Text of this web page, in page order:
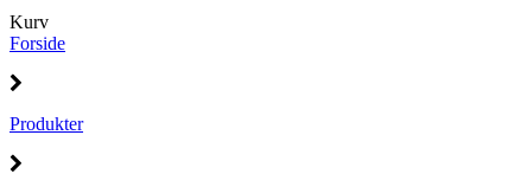
Kurv
Forside
Produkter